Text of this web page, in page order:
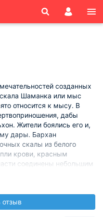
созданных
Шаманка или мыс
относится к мысу. В
дабы
Жители боялись его и,
дары. Бархан
скалы из белого
крови, красным
соединены небольшим
проделали в ближней к
Пещера имеет высоту
12 метров. Вход
отзыв